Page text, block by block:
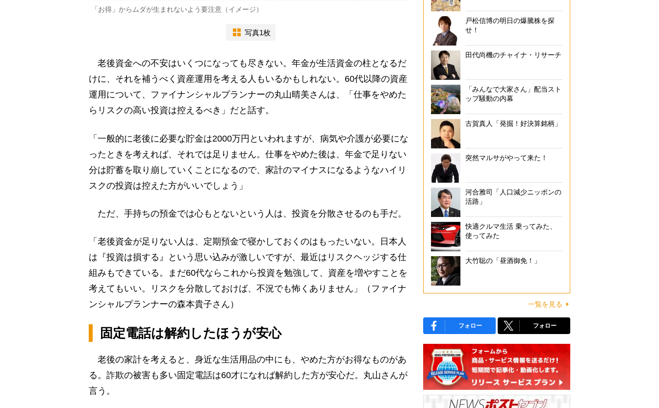
「お得」からムダが生まれないよう要注意（イメージ）
写真1枚
老後資金への不安はいくつになっても尽きない。年金が生活資金の柱となるだ
けに、それを補うべく資産運用を考える人もいるかもしれない。60代以降の資産
運用について、ファイナンシャルプランナーの丸山晴美さんは、「仕事をやめた
らリスクの高い投資は控えるべき」だと話す。
「一般的に老後に必要な貯金は2000万円といわれますが、病気や介護が必要にな
ったときを考えれば、それでは足りません。仕事をやめた後は、年金で足りない
分は貯蓄を取り崩していくことになるので、家計のマイナスになるようなハイリ
スクの投資は控えた方がいいでしょう」
ただ、手持ちの預金では心もとないという人は、投資を分散させるのも手だ。
「老後資金が足りない人は、定期預金で寝かしておくのはもったいない。日本人
は『投資は損する』という思い込みが激しいですが、最近はリスクヘッジする仕
組みもできている。まだ60代ならこれから投資を勉強して、資産を増やすことを
考えてもいい。リスクを分散しておけば、不況でも怖くありません」（ファイナ
ンシャルプランナーの森本貴子さん）
固定電話は解約したほうが安心
老後の家計を考えると、身近な生活用品の中にも、やめた方がお得なものがあ
る。詐欺の被害も多い固定電話は60才になれば解約した方が安心だ。丸山さんが
言う。
戸松信博の明日の爆騰株を探
せ！
田代尚機のチャイナ・リサーチ
「みんなで大家さん」配当スト
ップ騒動の内幕
古賀真人「発掘！好決算銘柄」
突然マルサがやって来た！
河合雅司「人口減少ニッポンの
活路」
快適クルマ生活 乗ってみた、
使ってみた
大竹聡の「昼酒御免！」
一覧を見る
フォロー フォロー